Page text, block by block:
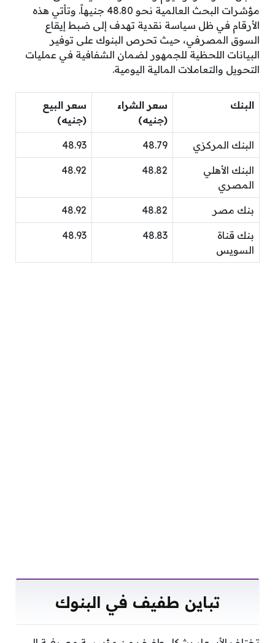
مؤشرات البحث العالمية نحو 48.80 جنيهاً. وتأتي هذه
الأرقام في ظل سياسة نقدية تهدف إلى ضبط إيقاع
السوق المصرفي، حيث تحرص البنوك على توفير
البيانات اللحظية للجمهور لضمان الشفافية في عمليات
التحويل والتعاملات المالية اليومية.
البنك
سعر الشراء
(جنيه)
سعر البيع
(جنيه)
البنك المركزي 48.79
48.93
البنك الأهلي
المصري
48.82
48.92
بنك مصر 48.82
48.92
بنك قناة
السويس
48.83
48.93
تباين طفيف في البنوك